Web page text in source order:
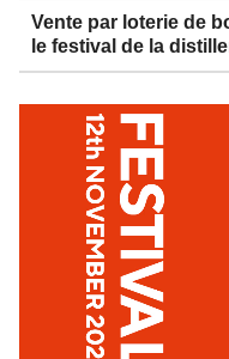
Vente par loterie de
le festival de la